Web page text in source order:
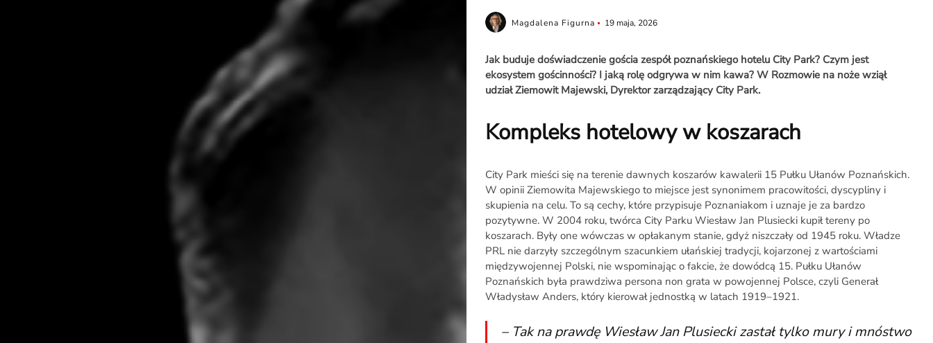
Magdalena Figurna 19 maja, 2026
Jak buduje doświadczenie gościa zespół poznańskiego hotelu City Park? Czym jest
ekosystem gościnności? I jaką rolę odgrywa w nim kawa? W Rozmowie na noże wziął
udział Ziemowit Majewski, Dyrektor zarządzający City Park.
Kompleks hotelowy w koszarach
City Park mieści się na terenie dawnych koszarów kawalerii 15 Pułku Ułanów Poznańskich.
W opinii Ziemowita Majewskiego to miejsce jest synonimem pracowitości, dyscypliny i
skupienia na celu. To są cechy, które przypisuje Poznaniakom i uznaje je za bardzo
pozytywne. W 2004 roku, twórca City Parku Wiesław Jan Plusiecki kupił tereny po
koszarach. Były one wówczas w opłakanym stanie, gdyż niszczały od 1945 roku. Władze
PRL nie darzyły szczególnym szacunkiem ułańskiej tradycji, kojarzonej z wartościami
międzywojennej Polski, nie wspominając o fakcie, że dowódcą 15. Pułku Ułanów
Poznańskich była prawdziwa persona non grata w powojennej Polsce, czyli Generał
Władysław Anders, który kierował jednostką w latach 1919–1921.
– Tak na prawdę Wiesław Jan Plusiecki zastał tylko mury i mnóstwo